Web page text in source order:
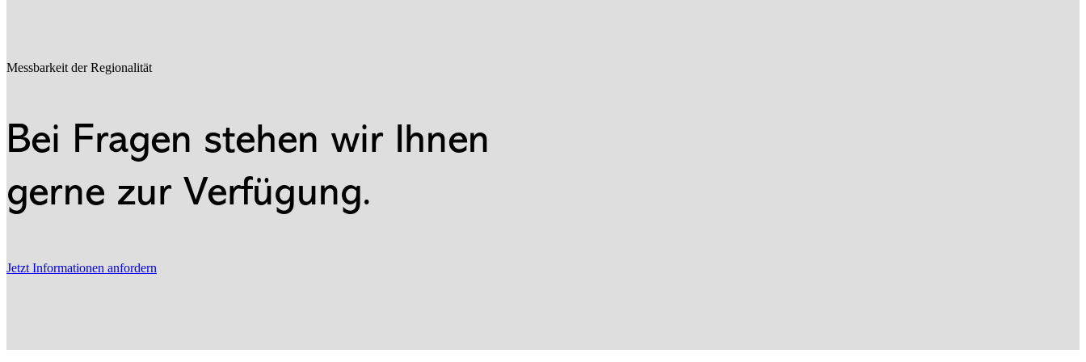
Messbarkeit der Regionalität
Bei Fragen stehen wir Ihnen
gerne zur Verfügung.
Jetzt Informationen anfordern